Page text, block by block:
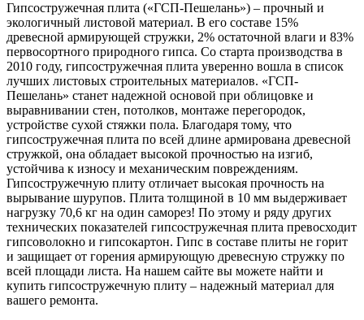
Гипсостружечная плита («ГСП-Пешелань») – прочный и
экологичный листовой материал. В его составе 15%
древесной армирующей стружки, 2% остаточной влаги и 83%
первосортного природного гипса. Со старта производства в
2010 году, гипсостружечная плита уверенно вошла в список
лучших листовых строительных материалов. «ГСП-
Пешелань» станет надежной основой при облицовке и
выравнивании стен, потолков, монтаже перегородок,
устройстве сухой стяжки пола. Благодаря тому, что
гипсостружечная плита по всей длине армирована древесной
стружкой, она обладает высокой прочностью на изгиб,
устойчива к износу и механическим повреждениям.
Гипсостружечную плиту отличает высокая прочность на
вырывание шурупов. Плита толщиной в 10 мм выдерживает
нагрузку 70,6 кг на один саморез! По этому и ряду других
технических показателей гипсостружечная плита превосходит
гипсоволокно и гипсокартон. Гипс в составе плиты не горит
и защищает от горения армирующую древесную стружку по
всей площади листа. На нашем сайте вы можете найти и
купить гипсостружечную плиту – надежный материал для
вашего ремонта.